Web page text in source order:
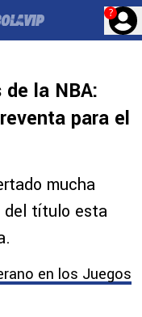
?
la NBA:
para el
mucha
del título esta
en los Juegos